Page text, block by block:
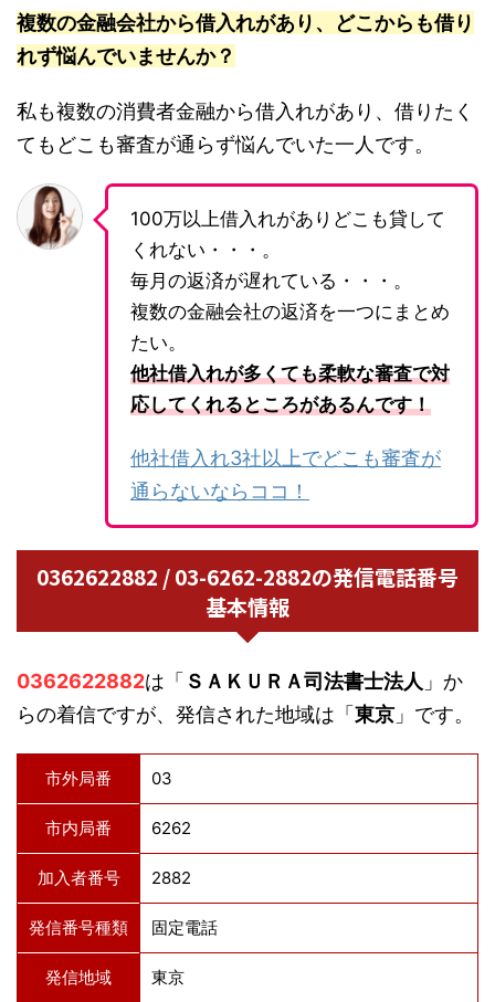
複数の金融会社から借入れがあり、どこからも借り
れず悩んでいませんか？
私も複数の消費者金融から借入れがあり、借りたく
てもどこも審査が通らず悩んでいた一人です。
100万以上借入れがありどこも貸して
くれない・・・。
毎月の返済が遅れている・・・。
複数の金融会社の返済を一つにまとめ
たい。
他社借入れが多くても柔軟な審査で対
応してくれるところがあるんです！
他社借入れ3社以上でどこも審査が
通らないならココ！
0362622882 / 03-6262-2882の発信電話番号
基本情報
0362622882は「 ＳＡＫＵＲＡ司法書士法人 」か
らの着信ですが、発信された地域は「 東京 」です。
市外局番 03
市内局番 6262
加入者番号 2882
発信番号種類 固定電話
発信地域 東京